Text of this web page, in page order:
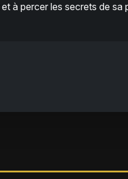
à percer les secrets de sa